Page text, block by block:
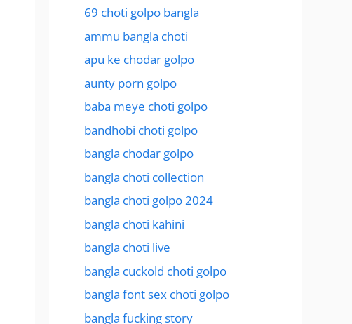
69 choti golpo bangla
ammu bangla choti
apu ke chodar golpo
aunty porn golpo
baba meye choti golpo
bandhobi choti golpo
bangla chodar golpo
bangla choti collection
bangla choti golpo 2024
bangla choti kahini
bangla choti live
bangla cuckold choti golpo
bangla font sex choti golpo
bangla fucking story